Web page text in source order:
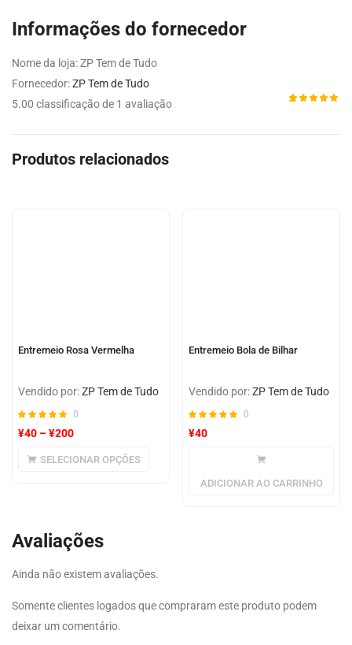
Informações do fornecedor
Nome da loja:ZP Tem de Tudo
Fornecedor:ZP Tem de Tudo
5.00 classificação de 1 avaliação
de 5,
Produtos relacionados
Entremeio Rosa Vermelha
Vendido por:ZP Tem de Tudo
0
¥40 –¥200
SELECIONAR OPÇÕES
Entremeio Bola de Bilhar
Vendido por:ZP Tem de Tudo
0
¥40
ADICIONAR AO CARRINHO
Avaliações
Ainda não existem avaliações.
Somente clientes logados que compraram este produto podem
deixar um comentário.